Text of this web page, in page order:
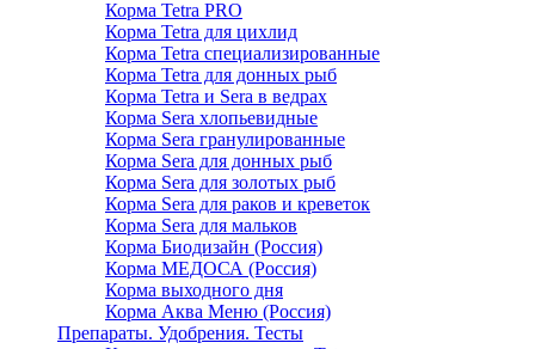
Корма Tetra PRO
Корма Tetra для цихлид
Корма Tetra специализированные
Корма Tetra для донных рыб
Корма Tetra и Sera в ведрах
Корма Sera хлопьевидные
Корма Sera гранулированные
Корма Sera для донных рыб
Корма Sera для золотых рыб
Корма Sera для раков и креветок
Корма Sera для мальков
Корма Биодизайн (Россия)
Корма МЕДОСА (Россия)
Корма выходного дня
Корма Аква Меню (Россия)
Препараты. Удобрения. Тесты